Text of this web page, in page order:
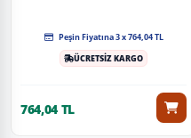
Peşin Fiyatına 3 x 764,04 TL
ÜCRETSİZ KARGO
764,04 TL